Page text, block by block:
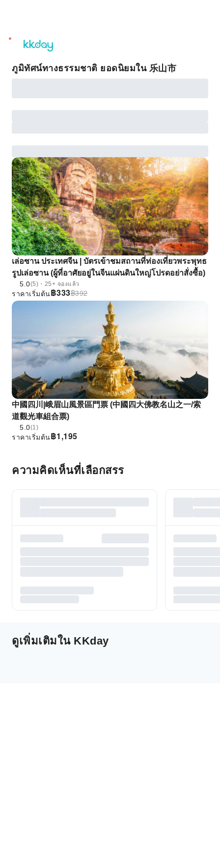
unread
notifications
ภูมิทัศน์ทางธรรมชาติ ยอดนิยมใน 乐山市
เล่อซาน ประเทศจีน | บัตรเข้าชมสถานที่ท่องเที่ยวพระพุทธ
รูปเล่อซาน (ผู้ที่อาศัยอยู่ในจีนแผ่นดินใหญ่โปรดอย่าสั่งซื้อ)
5.0(5)・25+ จองแล้ว
฿333
ราคาเริ่มต้น ฿392
中國四川|峨眉山風景區門票 (中國四大佛教名山之一/索
道觀光車組合票)
5.0(1)
฿1,195
ราคาเริ่มต้น
ความคิดเห็นที่เลือกสรร
ดูเพิ่มเติมใน KKday